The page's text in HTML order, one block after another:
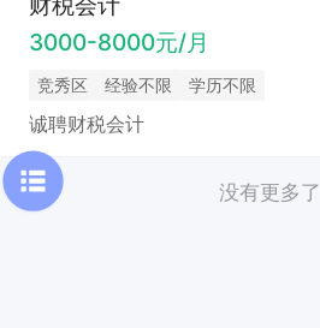
3000-8000元/月
竞秀区 经验不限 学历不限
诚聘财税会计
没有更多了